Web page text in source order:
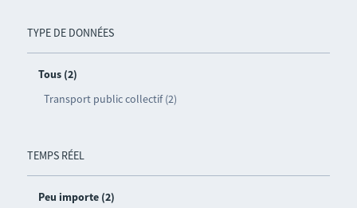
TYPE DE DONNÉES
Tous (2)
Transport public collectif (2)
TEMPS RÉEL
Peu importe (2)